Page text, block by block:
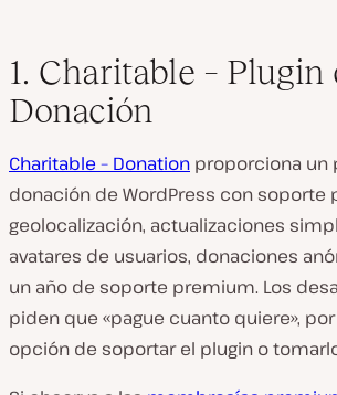
1. Charitable – Plugin
Donación
Charitable – Donation proporciona un
donación de WordPress con soporte
geolocalización, actualizaciones
avatares de usuarios, donaciones
un año de soporte premium. Los
piden que «pague cuanto quiere»,
opción de soportar el plugin o